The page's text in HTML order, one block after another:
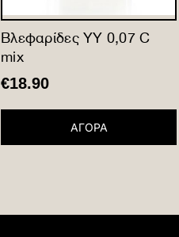
Βλεφαρίδες YY 0,07 C
mix
€18.90
ΑΓΟΡΑ